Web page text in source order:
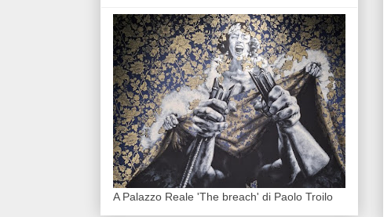
A Palazzo Reale 'The breach' di Paolo Troilo